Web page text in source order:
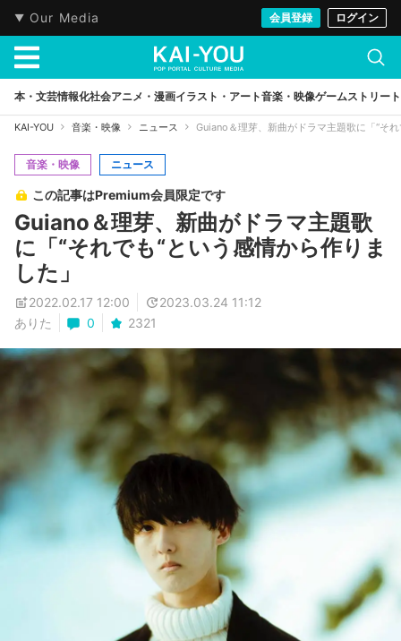
Our Media 会員登録 ログイン
本・文芸情報化社会アニメ・漫画イラスト・アート音楽・映像ゲームストリート
KAI-YOU 音楽・映像 ニュース Guiano＆理芽、新曲がドラマ主題歌に「“そ
音楽・映像 ニュース
この記事はPremium会員限定です
Guiano＆理芽、新曲がドラマ主題歌
に「“それでも“という感情から作りま
した」
2022.02.17 12:00
2023.03.24 11:12
ありた
0 2321